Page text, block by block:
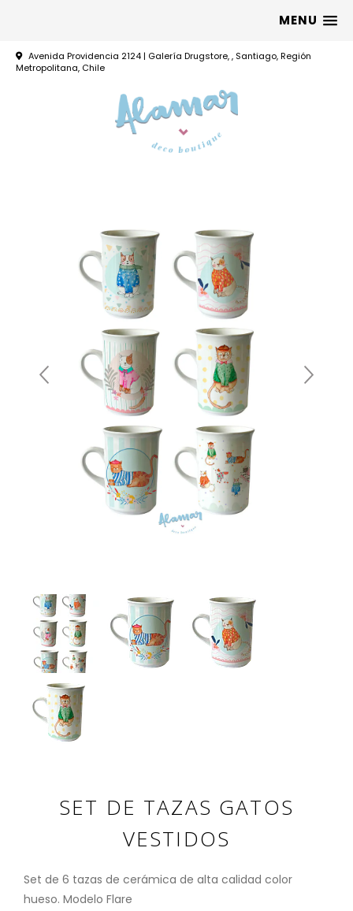
MENU
Avenida Providencia 2124 | Galería Drugstore, , Santiago, Región
Metropolitana, Chile
SET DE TAZAS GATOS
VESTIDOS
Set de 6 tazas de cerámica de alta calidad color
hueso. Modelo Flare